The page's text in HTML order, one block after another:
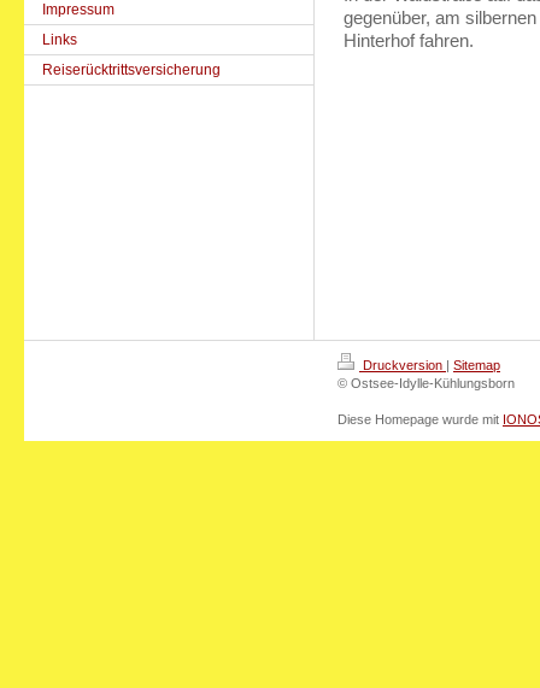
Impressum
Links
Reiserücktrittsversicherung
gegenüber, am
Hinterhof fahren.
Druckversion | Sitemap
© Ostsee-Idylle-Kühlungsborn
Diese Homepage wurde mit